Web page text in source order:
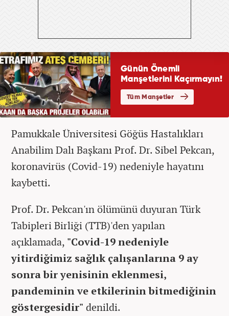
Pamukkale Üniversitesi Göğüs Hastalıkları
Anabilim Dalı Başkanı Prof. Dr. Sibel Pekcan,
koronavirüs (Covid-19) nedeniyle hayatını
kaybetti.
Prof. Dr. Pekcan'ın ölümünü duyuran Türk
Tabipleri Birliği (TTB)'den yapılan
açıklamada, "Covid-19 nedeniyle
yitirdiğimiz sağlık çalışanlarına 9 ay
sonra bir yenisinin eklenmesi,
pandeminin ve etkilerinin bitmediğinin
göstergesidir" denildi.